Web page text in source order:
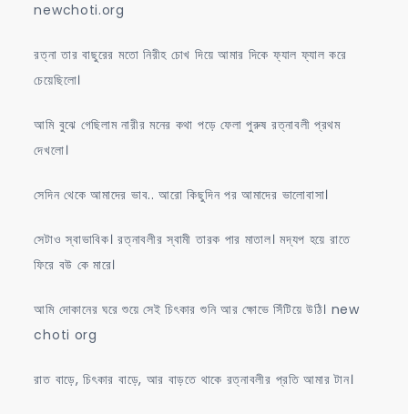
newchoti.org
রত্না তার বাছুরের মতো নিরীহ চোখ দিয়ে আমার দিকে ফ্যাল ফ্যাল করে
চেয়েছিলো।
আমি বুঝে গেছিলাম নারীর মনের কথা পড়ে ফেলা পুরুষ রত্নাবলী প্রথম
দেখলো।
সেদিন থেকে আমাদের ভাব.. আরো কিছুদিন পর আমাদের ভালোবাসা।
সেটাও স্বাভাবিক। রত্নাবলীর স্বামী তারক পার মাতাল। মদ্যপ হয়ে রাতে
ফিরে বউ কে মারে।
আমি দোকানের ঘরে শুয়ে সেই চিৎকার শুনি আর ক্ষোভে সিঁটিয়ে উঠি। new
choti org
রাত বাড়ে, চিৎকার বাড়ে, আর বাড়তে থাকে রত্নাবলীর প্রতি আমার টান।